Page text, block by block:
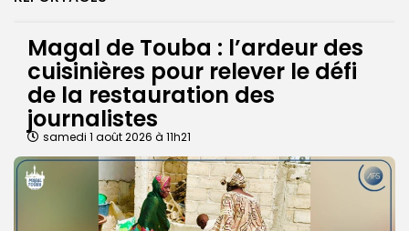
Magal de Touba : l’ardeur des
cuisinières pour relever le défi
de la restauration des
journalistes
samedi 1 août 2026 à 11h21